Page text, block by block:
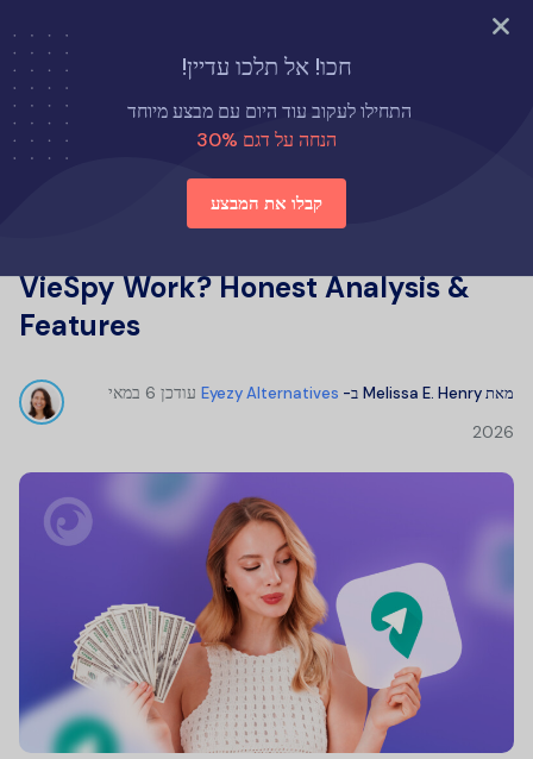
נסה עכשיו
חכו! אל תלכו עדיין!
התחילו לעקוב עוד היום עם מבצע מיוחד
הנחה על דגם 30%
קבלו את המבצע
חלופות ל-Eyezy
VieSpy Phone Tracker Review: Does VieSpy Work? Honest
VieSpy Work? Honest Analysis &
Features
מאתMelissa E. Henry ב- Eyezy Alternatives עודכן
6 במאי
2026